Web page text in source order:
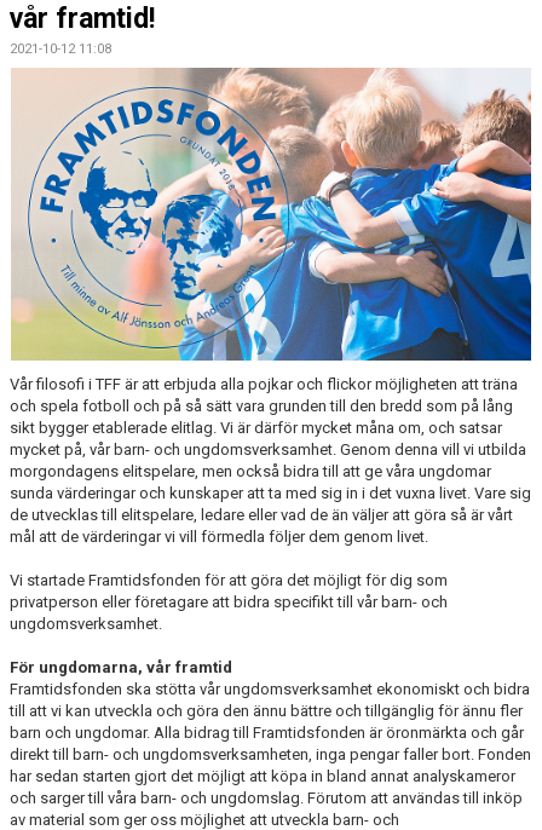
vår framtid!
2021-10-12 11:08
Vår filosofi i TFF är att erbjuda alla pojkar och flickor möjligheten att träna
och spela fotboll och på så sätt vara grunden till den bredd som på lång
sikt bygger etablerade elitlag. Vi är därför mycket måna om, och satsar
mycket på, vår barn- och ungdomsverksamhet. Genom denna vill vi utbilda
morgondagens elitspelare, men också bidra till att ge våra ungdomar
sunda värderingar och kunskaper att ta med sig in i det vuxna livet. Vare sig
de utvecklas till elitspelare, ledare eller vad de än väljer att göra så är vårt
mål att de värderingar vi vill förmedla följer dem genom livet.
Vi startade Framtidsfonden för att göra det möjligt för dig som
privatperson eller företagare att bidra specifikt till vår barn- och
ungdomsverksamhet.
För ungdomarna, vår framtid
Framtidsfonden ska stötta vår ungdomsverksamhet ekonomiskt och bidra
till att vi kan utveckla och göra den ännu bättre och tillgänglig för ännu fler
barn och ungdomar. Alla bidrag till Framtidsfonden är öronmärkta och går
direkt till barn- och ungdomsverksamheten, inga pengar faller bort. Fonden
har sedan starten gjort det möjligt att köpa in bland annat analyskameror
och sarger till våra barn- och ungdomslag. Förutom att användas till inköp
av material som ger oss möjlighet att utveckla barn- och